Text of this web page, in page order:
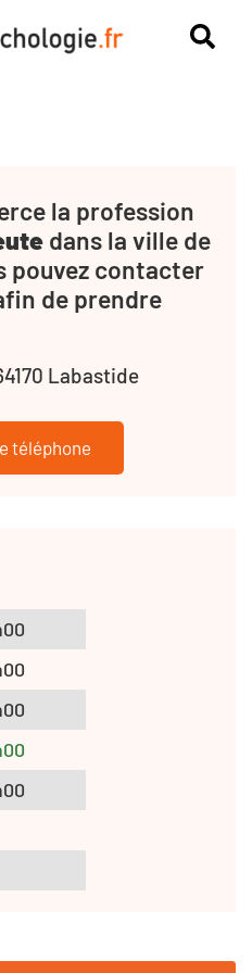
la profession
dans la ville de
pouvez contacter
de prendre
Labastide
téléphone